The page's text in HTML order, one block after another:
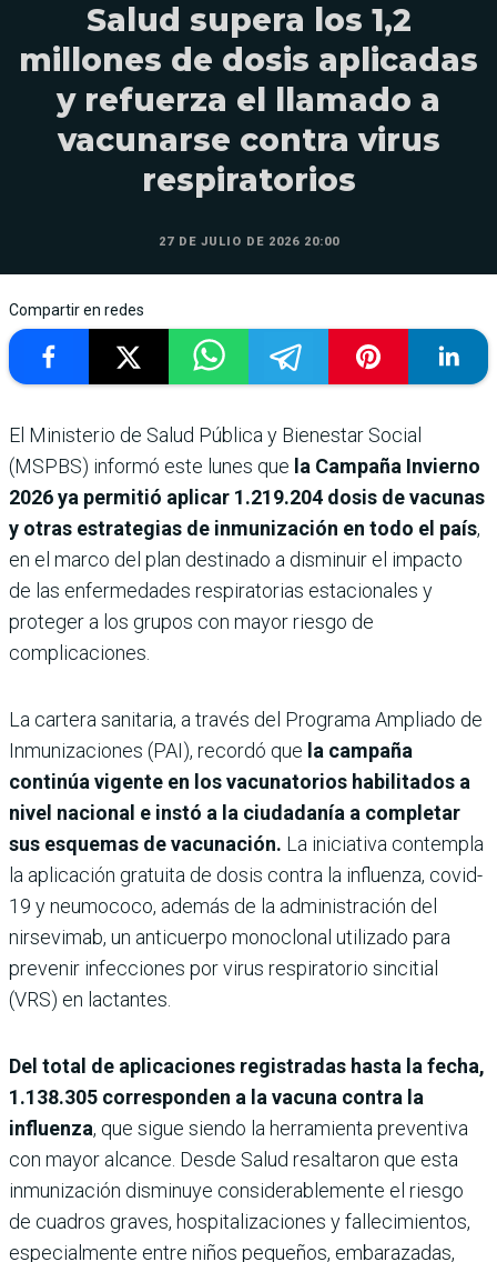
Salud supera los 1,2
millones de dosis aplicadas
y refuerza el llamado a
vacunarse contra virus
respiratorios
27 DE JULIO DE 2026 20:00
Compartir en redes
El Ministerio de Salud Pública y Bienestar Social
(MSPBS) informó este lunes que la Campaña Invierno
2026 ya permitió aplicar 1.219.204 dosis de vacunas
y otras estrategias de inmunización en todo el país,
en el marco del plan destinado a disminuir el impacto
de las enfermedades respiratorias estacionales y
proteger a los grupos con mayor riesgo de
complicaciones.
La cartera sanitaria, a través del Programa Ampliado de
Inmunizaciones (PAI), recordó que la campaña
continúa vigente en los vacunatorios habilitados a
nivel nacional e instó a la ciudadanía a completar
sus esquemas de vacunación. La iniciativa contempla
la aplicación gratuita de dosis contra la influenza, covid-
19 y neumococo, además de la administración del
nirsevimab, un anticuerpo monoclonal utilizado para
prevenir infecciones por virus respiratorio sincitial
(VRS) en lactantes.
Del total de aplicaciones registradas hasta la fecha,
1.138.305 corresponden a la vacuna contra la
influenza, que sigue siendo la herramienta preventiva
con mayor alcance. Desde Salud resaltaron que esta
inmunización disminuye considerablemente el riesgo
de cuadros graves, hospitalizaciones y fallecimientos,
especialmente entre niños pequeños, embarazadas,